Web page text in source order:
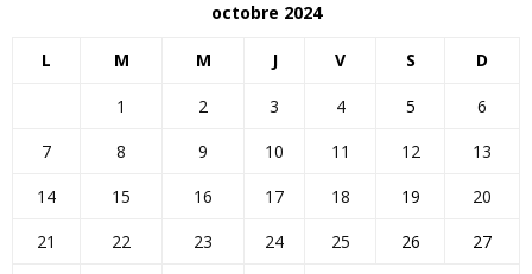
octobre 2024
L M M J V S D
1 2 3 4 5
6
7
8 9 10 11 12
13
14
15 16 17 18 19
20
21
22 23 24 25 26
27